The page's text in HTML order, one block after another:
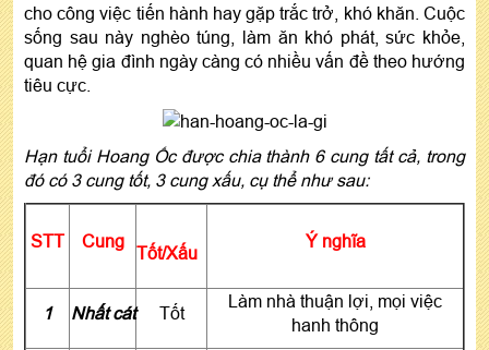
cho công việc tiến hành hay gặp trắc trở, khó khăn. Cuộc
sống sau này nghèo túng, làm ăn khó phát, sức khỏe,
quan hệ gia đình ngày càng có nhiều vấn đề theo hướng
tiêu cực.
Hạn tuổi Hoang Ốc được chia thành 6 cung tất cả, trong
đó có 3 cung tốt, 3 cung xấu, cụ thể như sau:
STT Cung
Tốt/Xấu
Ý nghĩa
1 Nhất cát Tốt
Làm nhà thuận lợi, mọi việc
hanh thông